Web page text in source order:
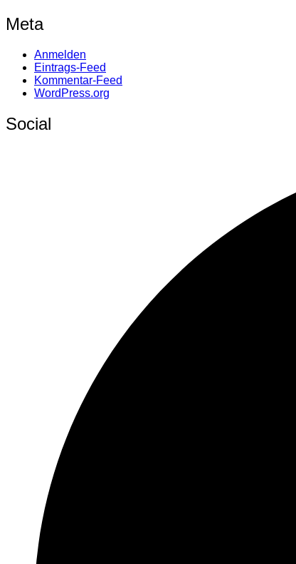
Meta
Anmelden
Eintrags-Feed
Kommentar-Feed
WordPress.org
Social